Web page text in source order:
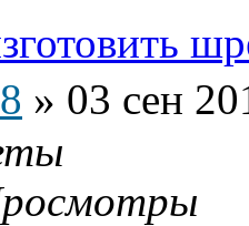
» 03 сен